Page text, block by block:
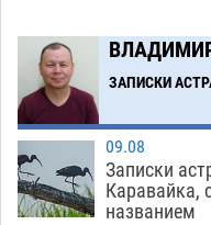
ЗАПИСКИ
09.08
Записки
Каравайка,
названием